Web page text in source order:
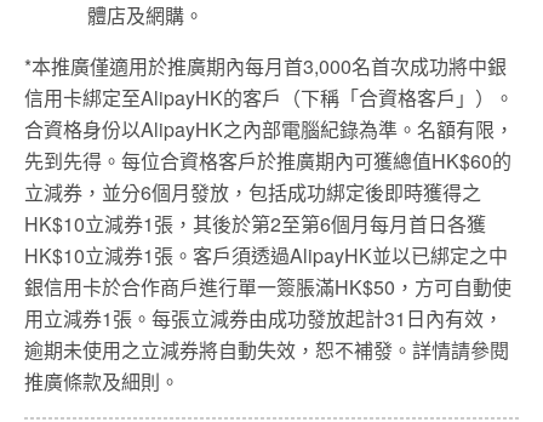
體店及網購。
*本推廣僅適用於推廣期內每月首3,000名首次成功將中銀
信用卡綁定至AlipayHK的客戶（下稱「合資格客戶」）。
合資格身份以AlipayHK之內部電腦紀錄為準。名額有限，
先到先得。每位合資格客戶於推廣期內可獲總值HK$60的
立減券，並分6個月發放，包括成功綁定後即時獲得之
HK$10立減券1張，其後於第2至第6個月每月首日各獲
HK$10立減券1張。客戶須透過AlipayHK並以已綁定之中
銀信用卡於合作商戶進行單一簽脹滿HK$50，方可自動使
用立減券1張。每張立減券由成功發放起計31日內有效，
逾期未使用之立減券將自動失效，恕不補發。詳情請參閱
推廣條款及細則。